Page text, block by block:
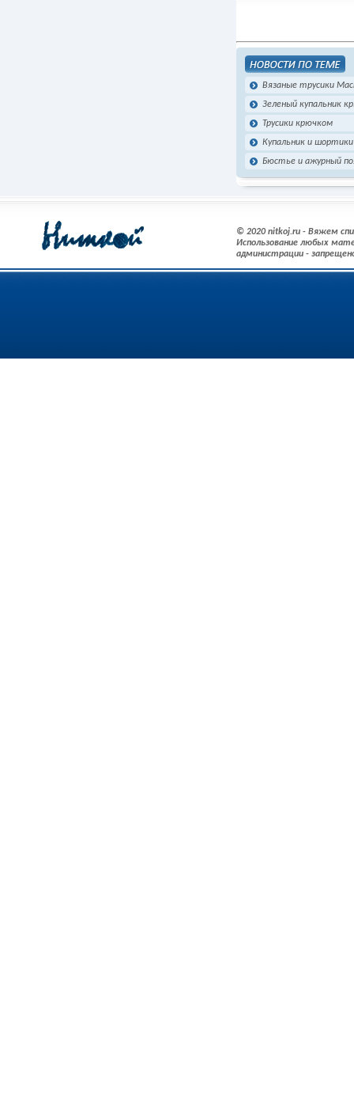
Вязаные трусики
Зеленый купальник
Трусики крючком
Купальник и
Бюстье и ажурный
© 2020 nitkoj.ru - Вяжем
Использование любых
администрации -